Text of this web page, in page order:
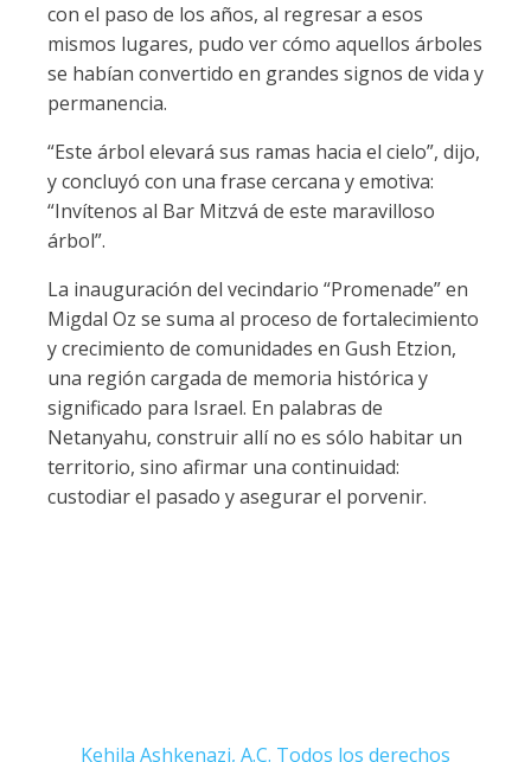
con el paso de los años, al regresar a esos
mismos lugares, pudo ver cómo aquellos árboles
se habían convertido en grandes signos de vida y
permanencia.
“Este árbol elevará sus ramas hacia el cielo”, dijo,
y concluyó con una frase cercana y emotiva:
“Invítenos al Bar Mitzvá de este maravilloso
árbol”.
La inauguración del vecindario “Promenade” en
Migdal Oz se suma al proceso de fortalecimiento
y crecimiento de comunidades en Gush Etzion,
una región cargada de memoria histórica y
significado para Israel. En palabras de
Netanyahu, construir allí no es sólo habitar un
territorio, sino afirmar una continuidad:
custodiar el pasado y asegurar el porvenir.
Kehila Ashkenazi, A.C. Todos los derechos